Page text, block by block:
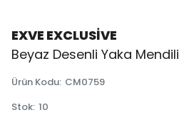
EXVE EXCLUSİVE
Beyaz Desenli Yaka Mendili
Ürün Kodu: CM0759
Stok: 10